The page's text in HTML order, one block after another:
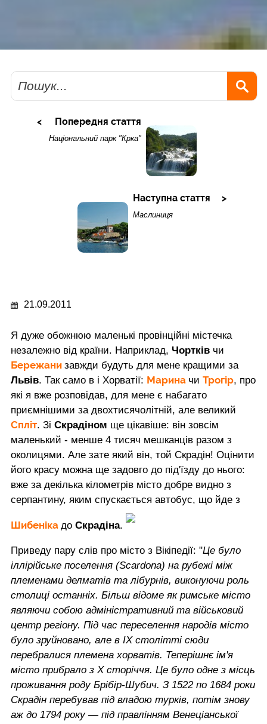
Пошук
Попередня стаття
Національний парк "Крка"
Наступна стаття
Маслиниця
21.09.2011
Я дуже обожнюю маленькі провінційні містечка
незалежно від країни. Наприклад, Чортків чи
Бережани завжди будуть для мене кращими за
Львів. Так само в і Хорватії: Марина чи Трогір, про
які я вже розповідав, для мене є набагато
приємнішими за двохтисячолітній, але великий
Спліт. Зі Скрадіном ще цікавіше: він зовсім
маленький - менше 4 тисяч мешканців разом з
околицями. Але зате який він, той Скрадін! Оцінити
його красу можна ще задовго до під'їзду до нього:
вже за декілька кілометрів місто добре видно з
серпантину, яким спускається автобус, що йде з
Шибеніка до Скрадіна.
Приведу пару слів про місто з Вікіпедії: "Це було
іллірійське поселення (Scardona) на рубежі між
племенами делматів та лібурнів, виконуючи роль
столиці останніх. Більш відоме як римське місто
являючи собою адміністративний та військовий
центр регіону. Під час переселення народів місто
було зруйновано, але в ІХ столітті сюди
перебралися племена хорватів. Теперішнє ім'я
місто прибрало з Х сторіччя. Це було одне з місць
проживання роду Брібір-Шубич. З 1522 по 1684 роки
Скрадін перебував під владою турків, потім знову
аж до 1794 року — під правлінням Венеціанської